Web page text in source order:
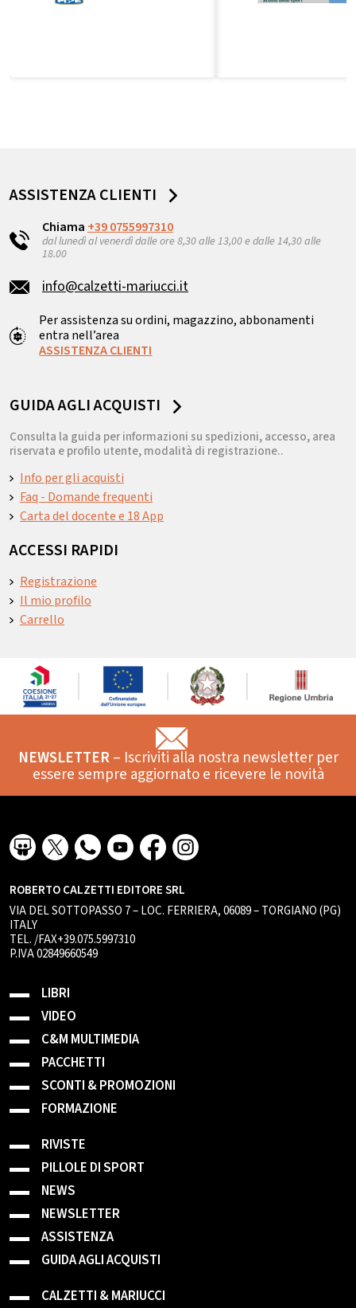
ASSISTENZA CLIENTI
Chiama +39 0755997310
dal lunedì al venerdì dalle ore 8,30 alle 13,00 e dalle 14,30 alle
18.00
info@calzetti-mariucci.it
Per assistenza su ordini, magazzino, abbonamenti
entra nell’area
ASSISTENZA CLIENTI
GUIDA AGLI ACQUISTI
Consulta la guida per informazioni su spedizioni, accesso, area
riservata e profilo utente, modalità di registrazione..
Info per gli acquisti
Faq - Domande frequenti
Carta del docente e 18 App
ACCESSI RAPIDI
Registrazione
Il mio profilo
Carrello
NEWSLETTER– Iscriviti alla nostra newsletter per
essere sempre aggiornato e ricevere le novità
ROBERTO CALZETTI EDITORE SRL
VIA DEL SOTTOPASSO 7 – LOC. FERRIERA, 06089 – TORGIANO (PG)
ITALY
TEL. /FAX+39.075.5997310
P.IVA 02849660549
LIBRI
VIDEO
C&M MULTIMEDIA
PACCHETTI
SCONTI & PROMOZIONI
FORMAZIONE
RIVISTE
PILLOLE DI SPORT
NEWS
NEWSLETTER
ASSISTENZA
GUIDA AGLI ACQUISTI
CALZETTI & MARIUCCI